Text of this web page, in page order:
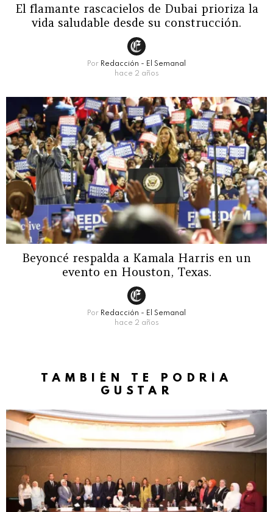
El flamante rascacielos de Dubai prioriza la
vida saludable desde su construcción.
Por Redacción - El Semanal
hace 2 años
Beyoncé respalda a Kamala Harris en un
evento en Houston, Texas.
Por Redacción - El Semanal
hace 2 años
TAMBIÉN TE PODRÍA
GUSTAR